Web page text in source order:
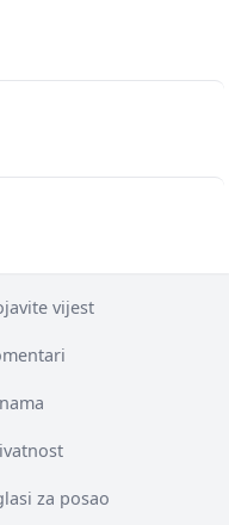
vijest
za posao